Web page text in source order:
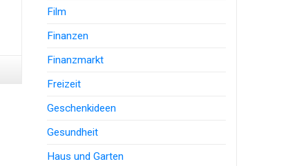
Film
Finanzen
Finanzmarkt
Freizeit
Geschenkideen
Gesundheit
Haus und Garten